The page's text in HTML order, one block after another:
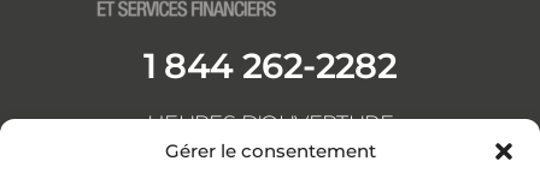
Gérer le consentement
1 844 262-2282
HEURES D'OUVERTURE
Du lundi au vendredi
de 8h30 à 16h30